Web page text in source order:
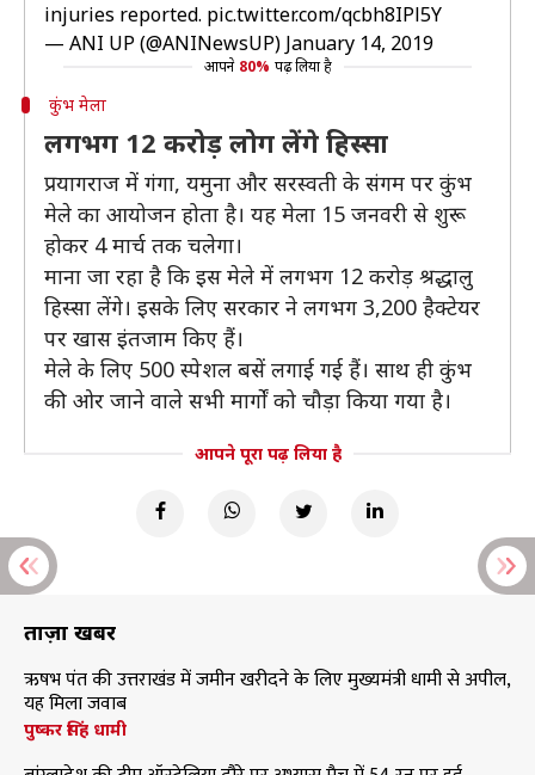
injuries reported. pic.twitter.com/qcbh8IPl5Y
— ANI UP (@ANINewsUP) January 14, 2019
आपने 80% पढ़ लिया है
कुंभ मेला
लगभग 12 करोड़ लोग लेंगे हिस्सा
प्रयागराज में गंगा, यमुना और सरस्वती के संगम पर कुंभ
मेले का आयोजन होता है। यह मेला 15 जनवरी से शुरू
होकर 4 मार्च तक चलेगा।
माना जा रहा है कि इस मेले में लगभग 12 करोड़ श्रद्धालु
हिस्सा लेंगे। इसके लिए सरकार ने लगभग 3,200 हैक्टेयर
पर खास इंतजाम किए हैं।
मेले के लिए 500 स्पेशल बसें लगाई गई हैं। साथ ही कुंभ
की ओर जाने वाले सभी मार्गों को चौड़ा किया गया है।
आपने पूरा पढ़ लिया है
ताज़ा खबरें
ऋषभ पंत की उत्तराखंड में जमीन खरीदने के लिए मुख्यमंत्री धामी से अपील,
यह मिला जवाब
पुष्कर सिंह धामी